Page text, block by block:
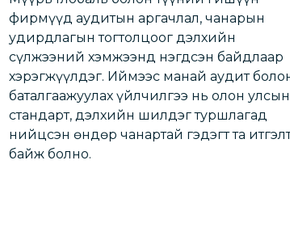
фирмүүд аудитын аргачлал, чанарын
удирдлагын тогтолцоог дэлхийн
сүлжээний хэмжээнд нэгдсэн байдлаар
хэрэгжүүлдэг. Иймээс манай аудит
баталгаажуулах үйлчилгээ нь олон улсын
стандарт, дэлхийн шилдэг туршлагад
нийцсэн өндөр чанартай гэдэгт та
байж болно.